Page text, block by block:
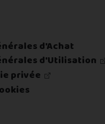
d'Achat
d'Utilisation
privée